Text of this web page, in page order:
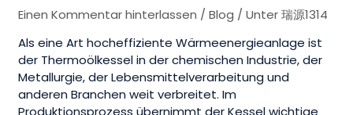
Einen Kommentar hinterlassen /Blog / Unter瑞源1314
Als eine Art hocheffiziente Wärmeenergieanlage ist
der Thermoölkessel in der chemischen Industrie, der
Metallurgie, der Lebensmittelverarbeitung und
anderen Branchen weit verbreitet. Im
Produktionsprozess übernimmt der Kessel wichtige